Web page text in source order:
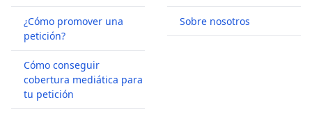
¿Cómo promover una
petición?
Cómo conseguir
cobertura mediática para
tu petición
Sobre nosotros